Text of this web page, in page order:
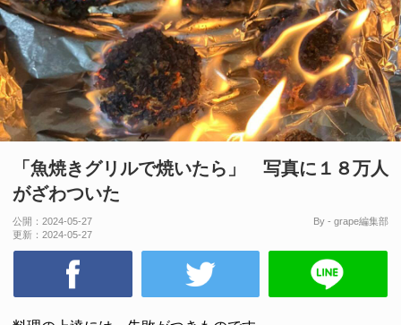
「魚焼きグリルで焼いたら」 写真に１８万人
がざわついた
公開： 2024-05-27
更新： 2024-05-27
By - grape編集部